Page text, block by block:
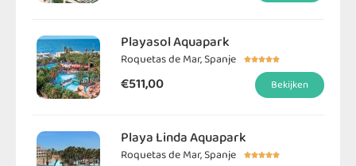
Playasol Aquapark
Roquetas de Mar, Spanje 
€511,00 Bekijken
Playa Linda Aquapark
Roquetas de Mar, Spanje 